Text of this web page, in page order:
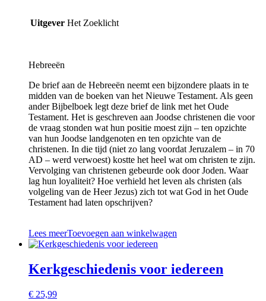
Uitgever Het Zoeklicht
Hebreeën
De brief aan de Hebreeën neemt een bijzondere plaats in te
midden van de boeken van het Nieuwe Testament. Als geen
ander Bijbelboek legt deze brief de link met het Oude
Testament. Het is geschreven aan Joodse christenen die voor
de vraag stonden wat hun positie moest zijn – ten opzichte
van hun Joodse landgenoten en ten opzichte van de
christenen. In die tijd (niet zo lang voordat Jeruzalem – in 70
AD – werd verwoest) kostte het heel wat om christen te zijn.
Vervolging van christenen gebeurde ook door Joden. Waar
lag hun loyaliteit? Hoe verhield het leven als christen (als
volgeling van de Heer Jezus) zich tot wat God in het Oude
Testament had laten opschrijven?
Lees meerToevoegen aan winkelwagen
Kerkgeschiedenis voor iedereen
€ 25,99